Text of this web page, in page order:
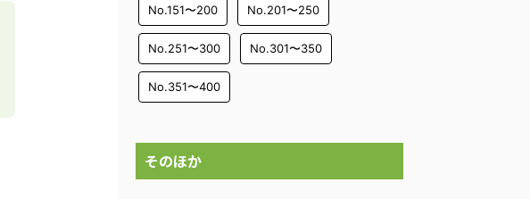
No.151〜200 No.201〜250
No.251〜300 No.301〜350
No.351〜400
そのほか